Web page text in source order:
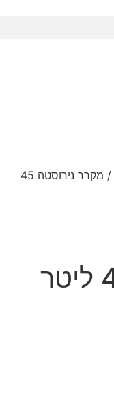
/ מקרר נירוסטה 45
מקרר נירוסטה 45 ליטר